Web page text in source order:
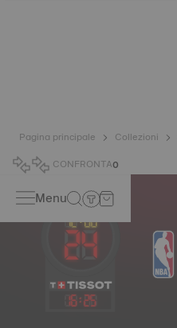
Pagina principale Collezioni
CONFRONTA0
Menu
16:25